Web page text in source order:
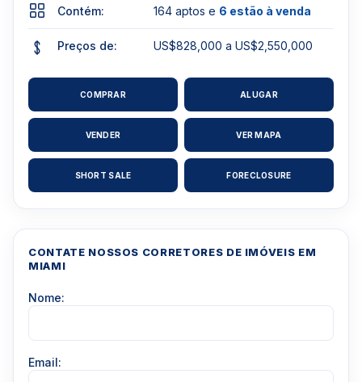
Contém: 164 aptos e 6 estão à venda
Preços de: US$828,000 a US$2,550,000
COMPRAR ALUGAR
VENDER VER MAPA
SHORT SALE FORECLOSURE
CONTATE NOSSOS CORRETORES DE IMÓVEIS EM
MIAMI
Nome:
Email: